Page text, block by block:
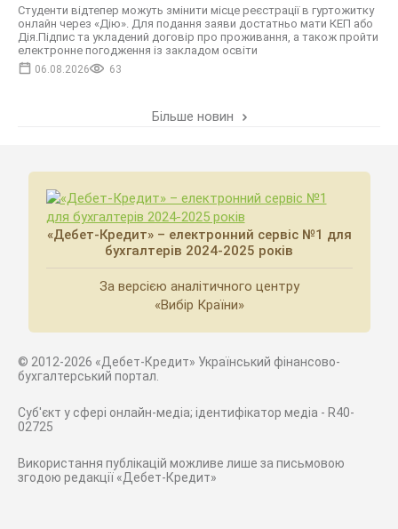
Студенти відтепер можуть змінити місце реєстрації в гуртожитку
онлайн через «Дію». Для подання заяви достатньо мати КЕП або
Дія.Підпис та укладений договір про проживання, а також пройти
електронне погодження із закладом освіти
06.08.2026 63
Більше новин
«Дебет-Кредит» – електронний сервіс №1 для
бухгалтерів 2024-2025 років
За версією аналітичного центру
«Вибір Країни»
© 2012-2026 «Дебет-Кредит» Український фінансово-
бухгалтерський портал.
Суб'єкт у сфері онлайн-медіа; ідентифікатор медіа - R40-
02725
Використання публікацій можливе лише за письмовою
згодою редакції «Дебет-Кредит»